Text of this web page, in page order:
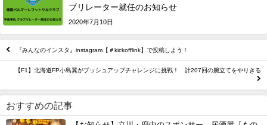
ブリレーター就任のお知らせ
2020年7月10日
『みんなのインスタ』instagram【＃kickofflink】で投稿しよう！
【F1】北海道FP小島翼がプッシュアップチャレンジに挑戦！ 計207回の腕立てをやりきる
おすすめの記事